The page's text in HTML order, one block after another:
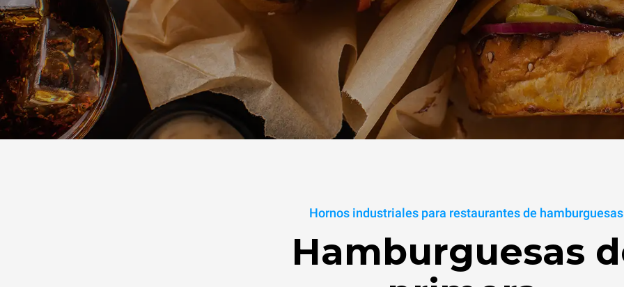
Hornos industriales para restaurantes de
Hamburguesas